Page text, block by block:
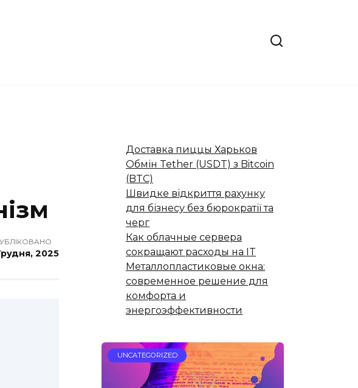
2025
Доставка пиццы Харьков
Обмін Tether (USDT) з Bitcoin
(BTC)
Швидке відкриття рахунку
для бізнесу без бюрократії та
черг
Как облачные сервера
сокращают расходы на IT
Металлопластиковые окна:
современное решение для
комфорта и
энергоэффективности
UNCATEGORIZED